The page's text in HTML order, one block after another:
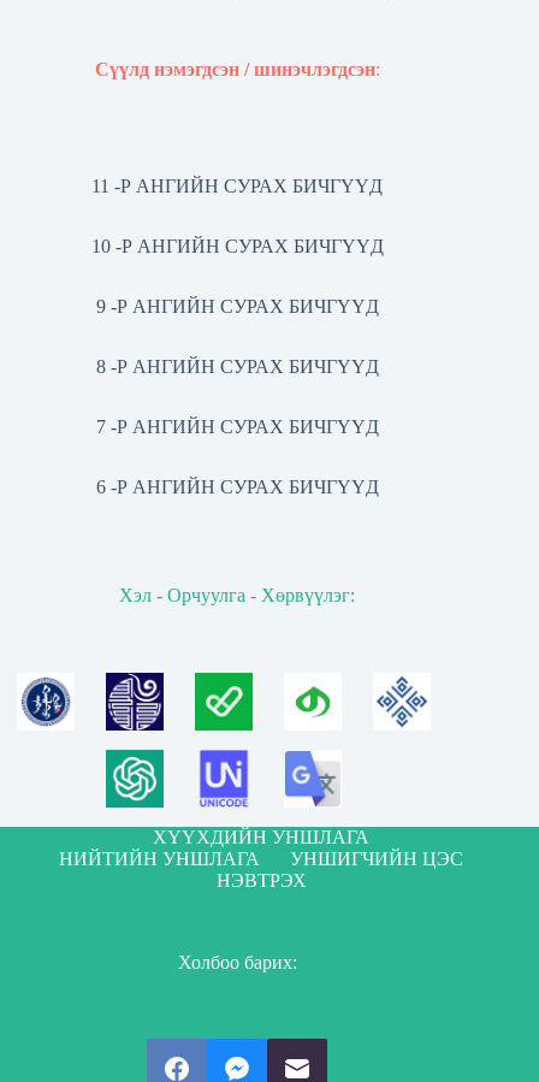
Сүүлд нэмэгдсэн / шинэчлэгдсэн:
11 -Р АНГИЙН СУРАХ БИЧГҮҮД
10 -Р АНГИЙН СУРАХ БИЧГҮҮД
9 -Р АНГИЙН СУРАХ БИЧГҮҮД
8 -Р АНГИЙН СУРАХ БИЧГҮҮД
7 -Р АНГИЙН СУРАХ БИЧГҮҮД
6 -Р АНГИЙН СУРАХ БИЧГҮҮД
Хэл - Орчуулга - Хөрвүүлэг:
ХҮҮХДИЙН УНШЛАГА
НИЙТИЙН УНШЛАГА
УНШИГЧИЙН ЦЭС
НЭВТРЭХ
Холбоо барих: